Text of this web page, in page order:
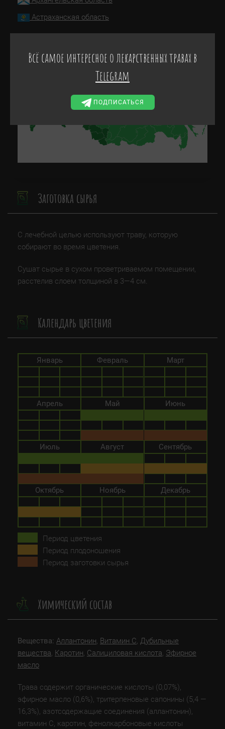
Астраханская область
Заготовка сырья
С лечебной целью используют траву, которую
собирают во время цветения.
Сушат сырье в сухом проветриваемом помещении,
расстелив слоем толщиной в 3—4 см.
Календарь цветения
Январь Февраль Март
Апрель Май Июнь
Июль Август Сентябрь
Октябрь Ноябрь Декабрь
Период цветения
Период плодоношения
Период заготовки сырья
Химический состав
Вещества: Аллантонин, Витамин C, Дубильные
вещества, Каротин, Салициловая кислота, Эфирное
масло
Трава содержит органические кислоты (0,07%),
эфирное масло (0,6%), тритерпеновые сапонины (5,4 —
16,3%), азотсодержащие соединения (аллантонин),
витамин С, каротин, фенолкарбоновые кислоты
Всё самое интересное о лекарственных травах в
Telegram
ПОДПИСАТЬСЯ